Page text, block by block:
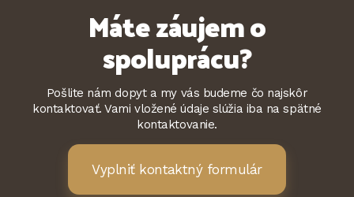
Máte záujem o
spoluprácu?
Pošlite nám dopyt a my vás budeme čo najskôr
kontaktovať. Vami vložené údaje slúžia iba na spätné
kontaktovanie.
Vyplniť kontaktný formulár